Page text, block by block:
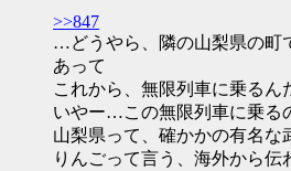
>>847
…どうやら、隣の山梨県の町
あって
これから、無限列車に乗るん
いやー…この無限列車に乗る
山梨県って、確かかの有名な
りんごって言う、海外から伝